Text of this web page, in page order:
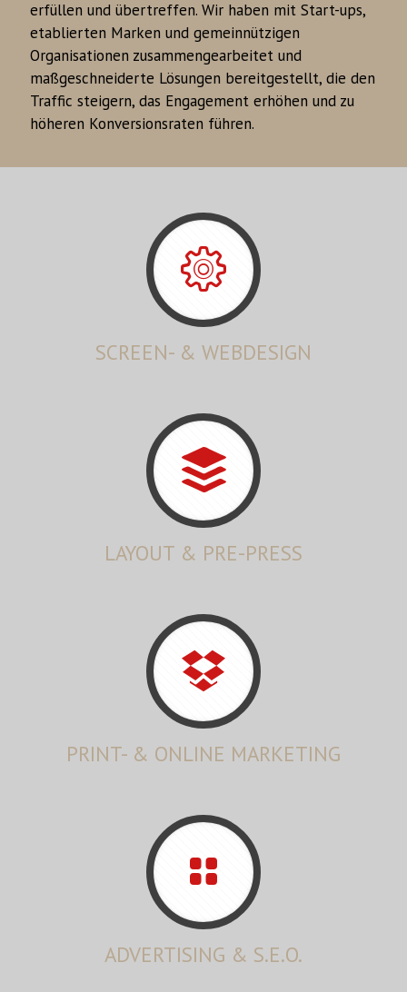
erfüllen und übertreffen. Wir haben mit Start-ups,
etablierten Marken und gemeinnützigen
Organisationen zusammengearbeitet und
maßgeschneiderte Lösungen bereitgestellt, die den
Traffic steigern, das Engagement erhöhen und zu
höheren Konversionsraten führen.
SCREEN- & WEBDESIGN
LAYOUT & PRE-PRESS
PRINT- & ONLINE MARKETING
ADVERTISING & S.E.O.